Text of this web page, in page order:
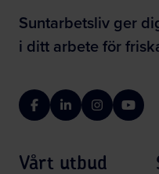
Suntarbetsliv ger
i ditt arbete för
FacebookLinkedInInstagram
Vårt utbud